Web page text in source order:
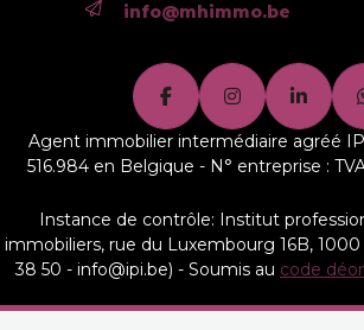
info@mhimmo.be
Agent immobilier intermédiaire agréé
516.984 en Belgique - N° entreprise :
Instance de contrôle: Institut
immobiliers, rue du Luxembourg 16B, 1000
38 50 - info@ipi.be) - Soumis au code